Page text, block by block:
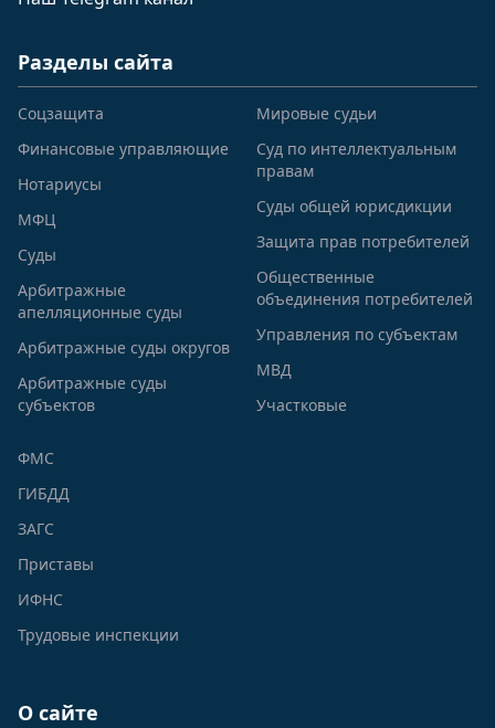
Разделы сайта
Соцзащита
Финансовые управляющие
Нотариусы
МФЦ
Суды
Арбитражные
апелляционные суды
Арбитражные суды округов
Арбитражные суды
субъектов
Мировые судьи
Суд по интеллектуальным
правам
Суды общей юрисдикции
Защита прав потребителей
Общественные
объединения потребителей
Управления по субъектам
МВД
Участковые
ФМС
ГИБДД
ЗАГС
Приставы
ИФНС
Трудовые инспекции
О сайте